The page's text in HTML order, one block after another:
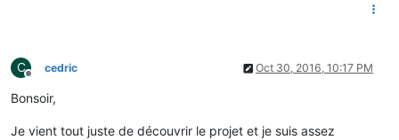
C
Offline
cedric Oct 30, 2016, 10:17 PM
Bonsoir,
Je vient tout juste de découvrir le projet et je suis assez